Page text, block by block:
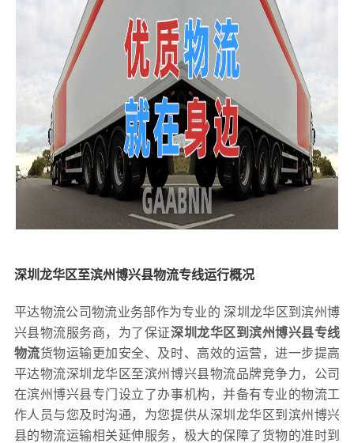
深圳龙华区至滨州博兴县物流专线运行概况
平达物流公司物流业务部作为专业的 深圳龙华区到滨州博
兴县物流服务商，为了保证深圳龙华区到滨州博兴县专线
物流货物运输更加安全、及时、高效的运营，进一步提高
平达物流深圳龙华区至滨州博兴县物流品牌竞争力，公司
在滨州博兴县专门设立了办事机构，并备有专业的物流工
作人员与您及时沟通，为您提供从深圳龙华区到滨州博兴
县的物流运输相关延伸服务，极大的保障了货物的准时到